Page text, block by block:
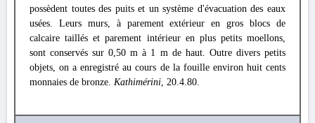
possèdent toutes des puits et un système d'évacuation des eaux
usées. Leurs murs, à parement extérieur en gros blocs de
calcaire taillés et parement intérieur en plus petits moellons,
sont conservés sur 0,50 m à 1 m de haut. Outre divers petits
objets, on a enregistré au cours de la fouille environ huit cents
monnaies de bronze. Kathimérini, 20.4.80.